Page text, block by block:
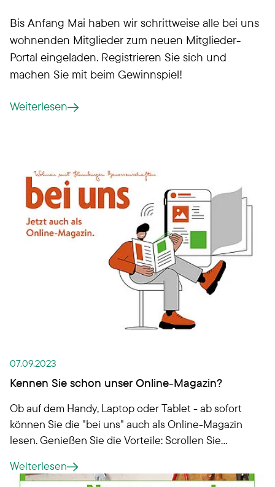
Bis Anfang Mai haben wir schrittweise alle bei uns
wohnenden Mitglieder zum neuen Mitglieder-
Portal eingeladen. Registrieren Sie sich und
machen Sie mit beim Gewinnspiel!
Weiterlesen
07.09.2023
Kennen Sie schon unser Online-Magazin?
Ob auf dem Handy, Laptop oder Tablet - ab sofort
können Sie die "bei uns" auch als Online-Magazin
lesen. Genießen Sie die Vorteile: Scrollen Sie
Artikelübersicht auf den nächsten Bericht. Gefällt
Weiterlesen